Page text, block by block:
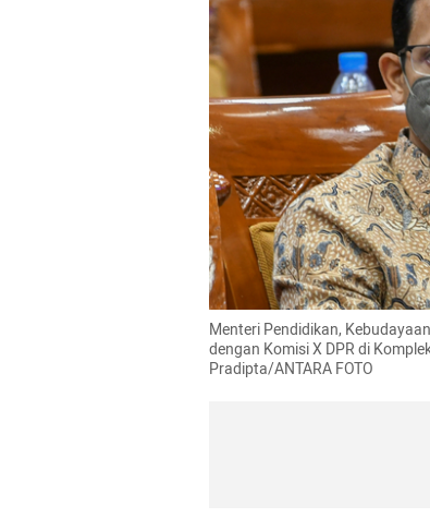
Menteri Pendidikan,
dengan Komisi X DPR di
Pradipta/ANTARA FOTO